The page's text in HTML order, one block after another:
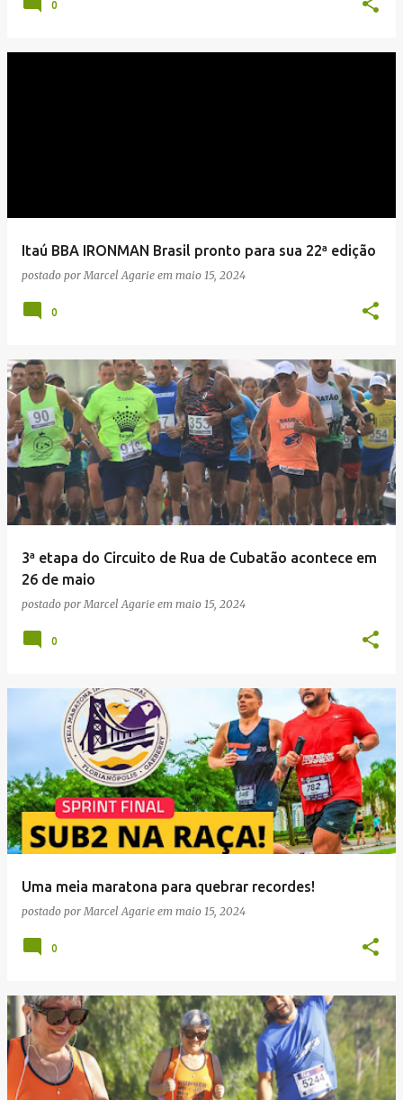
0
Itaú BBA IRONMAN Brasil pronto para sua 22ª edição
postado porMarcel Agarie em maio 15, 2024
0
3ª etapa do Circuito de Rua de Cubatão acontece em
26 de maio
postado porMarcel Agarie em maio 15, 2024
0
Uma meia maratona para quebrar recordes!
postado porMarcel Agarie em maio 15, 2024
0